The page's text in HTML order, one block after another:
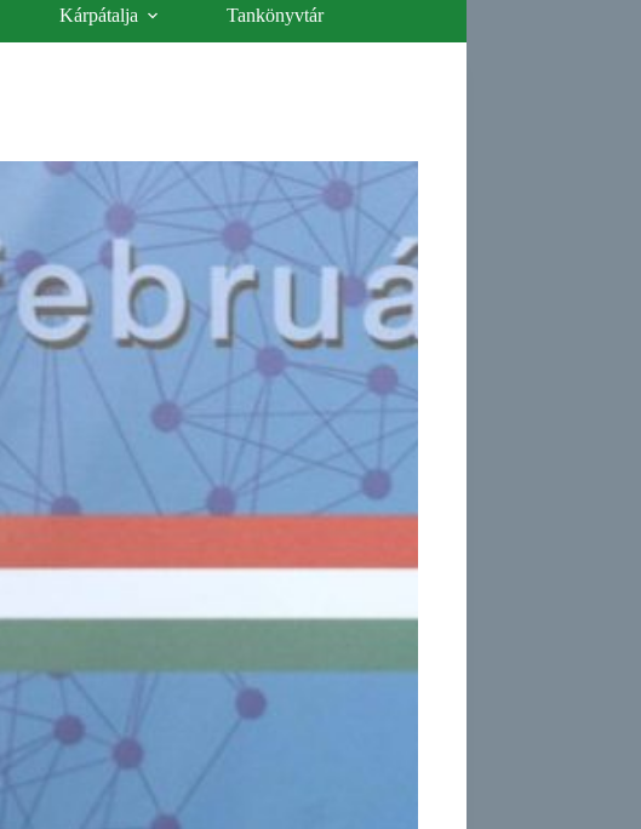
Kárpátalja Tankönyvtár